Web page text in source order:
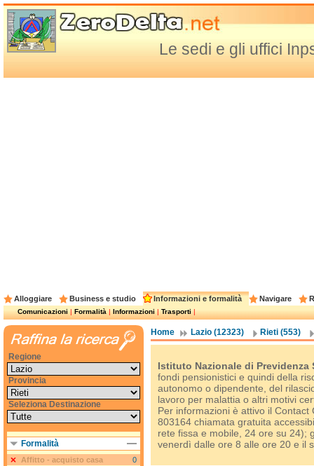
Le sedi e gli uffici
Alloggiare Business e studio Informazioni e formalità Navigare
Comunicazioni|Formalità|Informazioni|Trasporti|
Home Lazio (12323) Rieti (553)
Istituto Nazionale di Previdenza
fondi pensionistici e quindi della
autonomo o dipendente, del
lavoro per malattia o altri motivi
Per informazioni è attivo il
803164 chiamata gratuita
rete fissa e mobile, 24 ore su 24);
venerdì dalle ore 8 alle ore 20 e il
Regione
Provincia
Seleziona Destinazione
Formalità
Affitto - acquisto casa
0